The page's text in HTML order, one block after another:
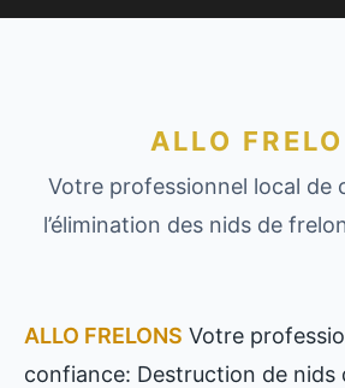
ALLO
Votre professionnel local de
l’élimination des nids de
ALLO FRELONS Votre
confiance: Destruction de nids